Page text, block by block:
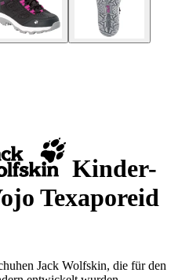
Kinder-
Texaporeid
Jack Wolfskin, die für den